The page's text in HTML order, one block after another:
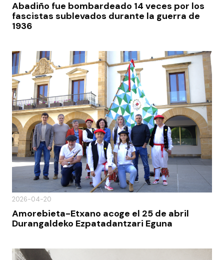
Abadiño fue bombardeado 14 veces por los
fascistas sublevados durante la guerra de
1936
2026-04-20
Amorebieta-Etxano acoge el 25 de abril
Durangaldeko Ezpatadantzari Eguna